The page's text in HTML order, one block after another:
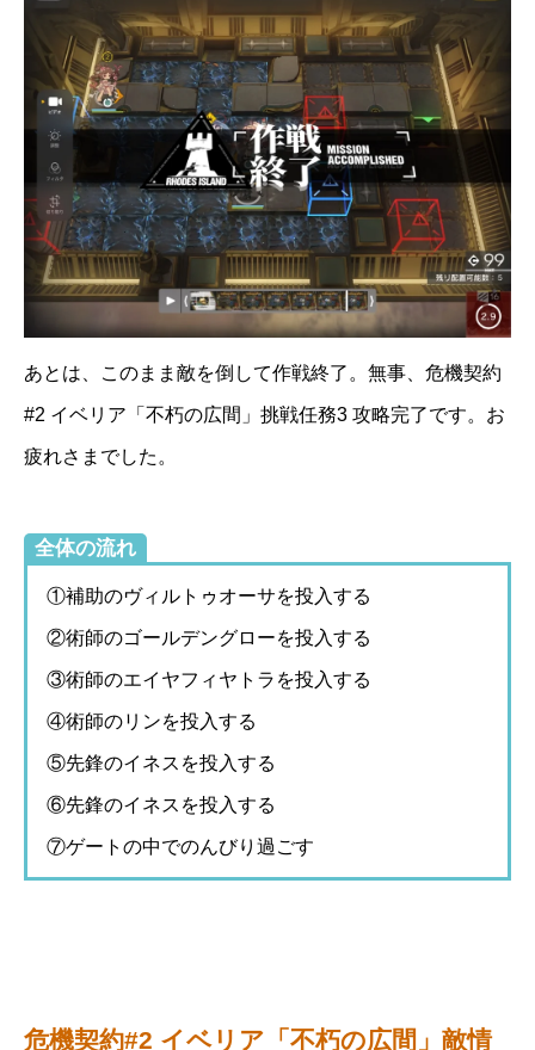
あとは、このまま敵を倒して作戦終了。無事、危機契約
#2 イベリア「不朽の広間」挑戦任務3 攻略完了です。お
疲れさまでした。
全体の流れ
①補助のヴィルトゥオーサを投入する
②術師のゴールデングローを投入する
③術師のエイヤフィヤトラを投入する
④術師のリンを投入する
⑤先鋒のイネスを投入する
⑥先鋒のイネスを投入する
⑦ゲートの中でのんびり過ごす
危機契約#2 イベリア「不朽の広間」敵情